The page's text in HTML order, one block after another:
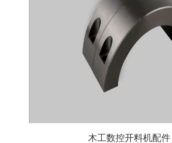
木工数控开料机配件